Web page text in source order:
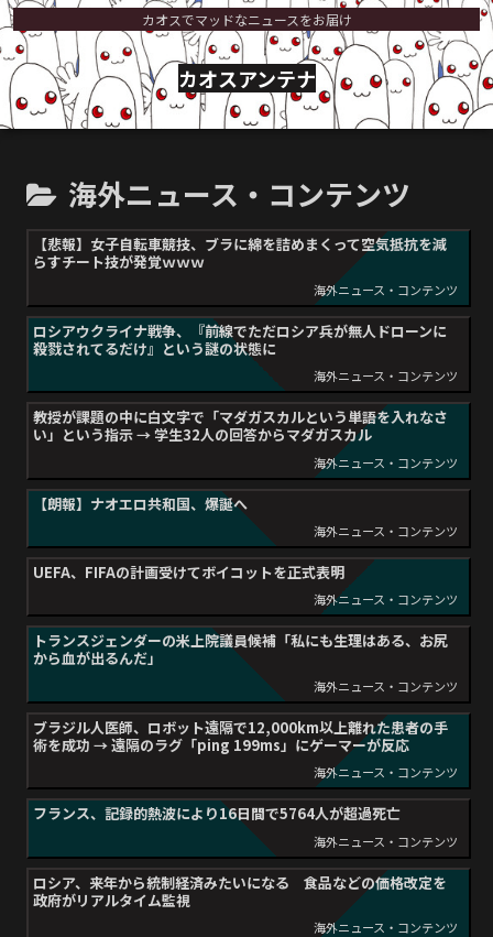
カオスでマッドなニュースをお届け
カオスアンテナ
海外ニュース・コンテンツ
【悲報】女子自転車競技、ブラに綿を詰めまくって空気抵抗を減
らすチート技が発覚ｗｗｗ
海外ニュース・コンテンツ
ロシアウクライナ戦争、『前線でただロシア兵が無人ドローンに
殺戮されてるだけ』という謎の状態に
海外ニュース・コンテンツ
教授が課題の中に白文字で「マダガスカルという単語を入れなさ
い」という指示 → 学生32人の回答からマダガスカル
海外ニュース・コンテンツ
【朗報】ナオエロ共和国、爆誕へ
海外ニュース・コンテンツ
UEFA、FIFAの計画受けてボイコットを正式表明
海外ニュース・コンテンツ
トランスジェンダーの米上院議員候補「私にも生理はある、お尻
から血が出るんだ」
海外ニュース・コンテンツ
ブラジル人医師、ロボット遠隔で12,000km以上離れた患者の手
術を成功 → 遠隔のラグ「ping 199ms」にゲーマーが反応
海外ニュース・コンテンツ
フランス、記録的熱波により16日間で5764人が超過死亡
海外ニュース・コンテンツ
ロシア、来年から統制経済みたいになる 食品などの価格改定を
政府がリアルタイム監視
海外ニュース・コンテンツ